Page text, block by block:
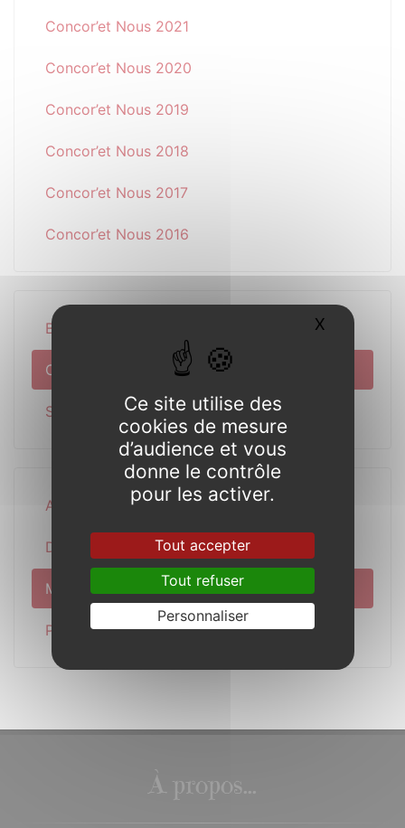
Concor’et Nous 2021
Concor’et Nous 2020
Concor’et Nous 2019
Concor’et Nous 2018
Concor’et Nous 2017
Concor’et Nous 2016
Bulletins annuels
Concor’et Nous
Séances du conseil
Actualité
Découverte
Municipalité
Pratique
À propos...
Ce site utilise des
cookies de mesure
d’audience et vous
donne le contrôle
pour les activer.
Tout accepter
Tout refuser
Personnaliser
X Masquer